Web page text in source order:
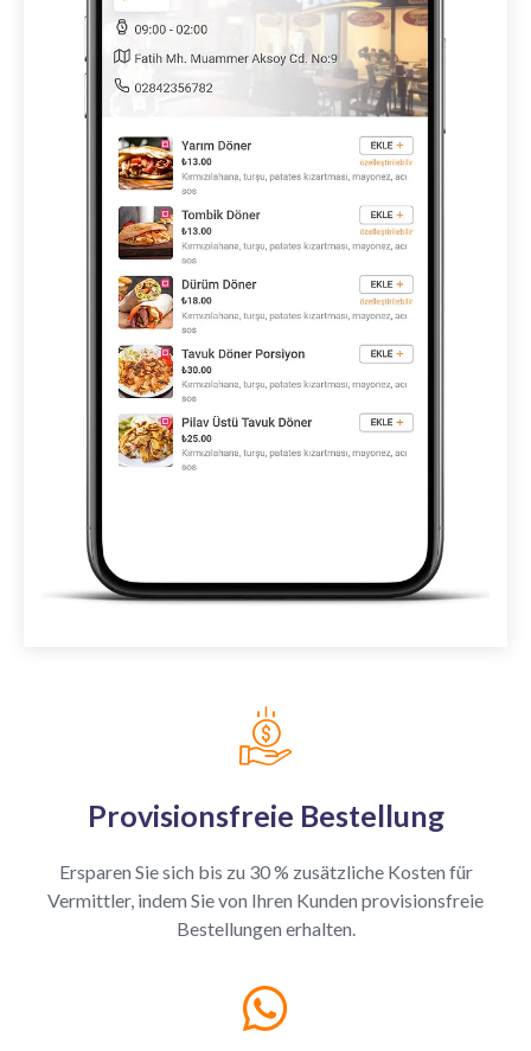
Provisionsfreie Bestellung
Ersparen Sie sich bis zu 30 % zusätzliche Kosten für
Vermittler, indem Sie von Ihren Kunden provisionsfreie
Bestellungen erhalten.